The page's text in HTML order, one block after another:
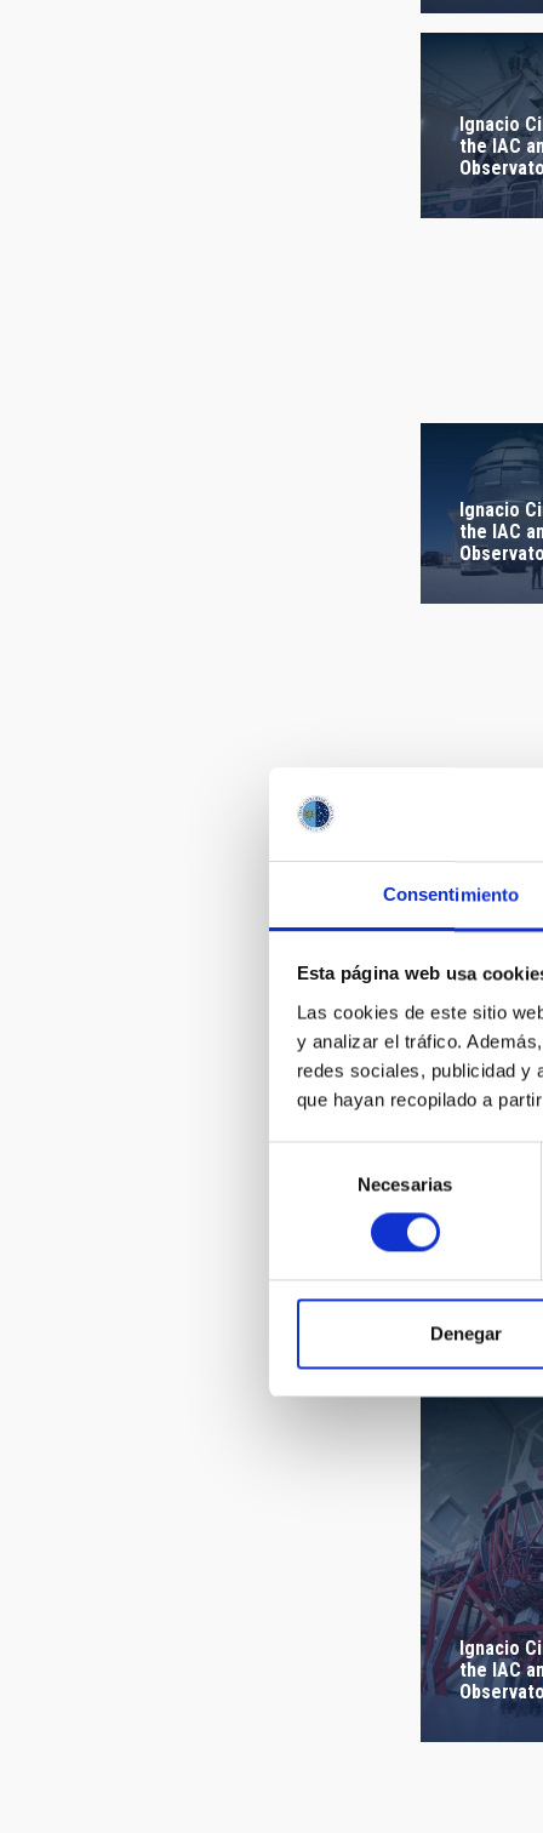
Consentimiento
Esta página web usa
Las cookies de este sitio
y analizar el tráfico.
redes sociales, publicidad y
que hayan recopilado a
consentimiento
Necesarias
Denegar
Ignacio
the IAC
Ignacio
the IAC
the IAC
Ignacio
the IAC